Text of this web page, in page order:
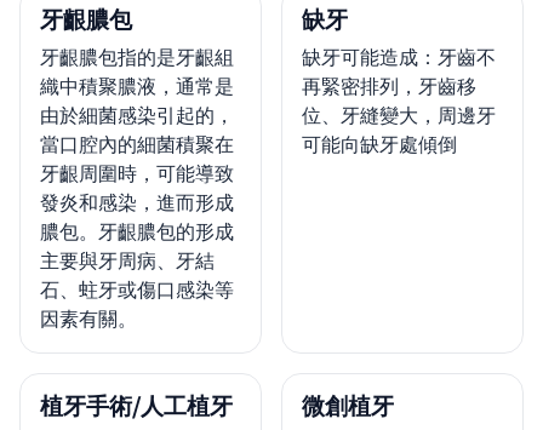
牙齦膿包
牙齦膿包指的是牙齦組
織中積聚膿液，通常是
由於細菌感染引起的，
當口腔內的細菌積聚在
牙齦周圍時，可能導致
發炎和感染，進而形成
膿包。牙齦膿包的形成
主要與牙周病、牙結
石、蛀牙或傷口感染等
因素有關。
缺牙
缺牙可能造成：牙齒不
再緊密排列，牙齒移
位、牙縫變大，周邊牙
可能向缺牙處傾倒
植牙手術/人工植牙 微創植牙